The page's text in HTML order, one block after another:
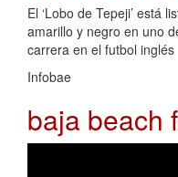
El ‘Lobo de Tepeji’ está
amarillo y negro en uno
carrera en el futbol inglés
Infobae
baja beach